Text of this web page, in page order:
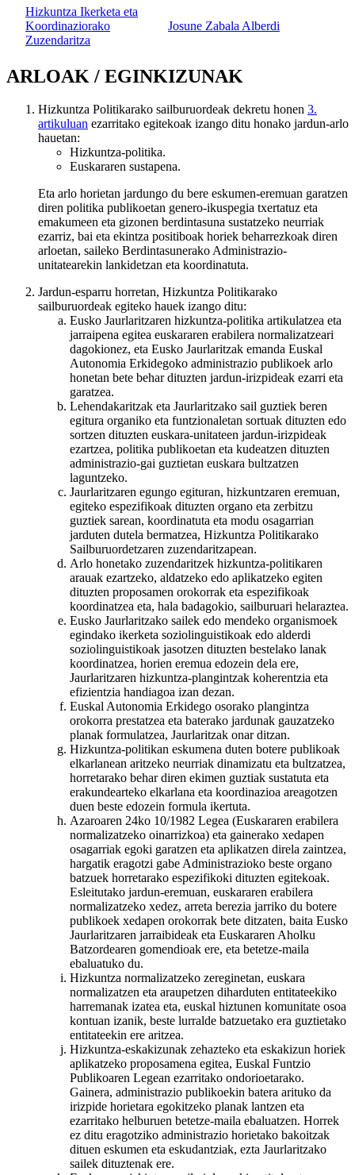
Hizkuntza Ikerketa eta
Koordinaziorako
Zuzendaritza
Josune Zabala Alberdi
ARLOAK / EGINKIZUNAK
Hizkuntza Politikarako sailburuordeak dekretu honen 3.
artikuluan ezarritako egitekoak izango ditu honako jardun-arlo
hauetan:
Hizkuntza-politika.
Euskararen sustapena.
Eta arlo horietan jardungo du bere eskumen-eremuan garatzen
diren politika publikoetan genero-ikuspegia txertatuz eta
emakumeen eta gizonen berdintasuna sustatzeko neurriak
ezarriz, bai eta ekintza positiboak horiek beharrezkoak diren
arloetan, saileko Berdintasunerako Administrazio-
unitatearekin lankidetzan eta koordinatuta.
Jardun-esparru horretan, Hizkuntza Politikarako
sailburuordeak egiteko hauek izango ditu:
Eusko Jaurlaritzaren hizkuntza-politika artikulatzea eta
jarraipena egitea euskararen erabilera normalizatzeari
dagokionez, eta Eusko Jaurlaritzak emanda Euskal
Autonomia Erkidegoko administrazio publikoek arlo
honetan bete behar dituzten jardun-irizpideak ezarri eta
garatzea.
Lehendakaritzak eta Jaurlaritzako sail guztiek beren
egitura organiko eta funtzionaletan sortuak dituzten edo
sortzen dituzten euskara-unitateen jardun-irizpideak
ezartzea, politika publikoetan eta kudeatzen dituzten
administrazio-gai guztietan euskara bultzatzen
laguntzeko.
Jaurlaritzaren egungo egituran, hizkuntzaren eremuan,
egiteko espezifikoak dituzten organo eta zerbitzu
guztiek sarean, koordinatuta eta modu osagarrian
jarduten dutela bermatzea, Hizkuntza Politikarako
Sailburuordetzaren zuzendaritzapean.
Arlo honetako zuzendaritzek hizkuntza-politikaren
arauak ezartzeko, aldatzeko edo aplikatzeko egiten
dituzten proposamen orokorrak eta espezifikoak
koordinatzea eta, hala badagokio, sailburuari helaraztea.
Eusko Jaurlaritzako sailek edo mendeko organismoek
egindako ikerketa soziolinguistikoak edo alderdi
soziolinguistikoak jasotzen dituzten bestelako lanak
koordinatzea, horien eremua edozein dela ere,
Jaurlaritzaren hizkuntza-plangintzak koherentzia eta
efizientzia handiagoa izan dezan.
Euskal Autonomia Erkidego osorako plangintza
orokorra prestatzea eta baterako jardunak gauzatzeko
planak formulatzea, Jaurlaritzak onar ditzan.
Hizkuntza-politikan eskumena duten botere publikoak
elkarlanean aritzeko neurriak dinamizatu eta bultzatzea,
horretarako behar diren ekimen guztiak sustatuta eta
erakundearteko elkarlana eta koordinazioa areagotzen
duen beste edozein formula ikertuta.
Azaroaren 24ko 10/1982 Legea (Euskararen erabilera
normalizatzeko oinarrizkoa) eta gainerako xedapen
osagarriak egoki garatzen eta aplikatzen direla zaintzea,
hargatik eragotzi gabe Administrazioko beste organo
batzuek horretarako espezifikoki dituzten egitekoak.
Esleitutako jardun-eremuan, euskararen erabilera
normalizatzeko xedez, arreta berezia jarriko du botere
publikoek xedapen orokorrak bete ditzaten, baita Eusko
Jaurlaritzaren jarraibideak eta Euskararen Aholku
Batzordearen gomendioak ere, eta betetze-maila
ebaluatuko du.
Hizkuntza normalizatzeko zereginetan, euskara
normalizatzen eta araupetzen diharduten entitateekiko
harremanak izatea eta, euskal hiztunen komunitate osoa
kontuan izanik, beste lurralde batzuetako era guztietako
entitateekin ere aritzea.
Hizkuntza-eskakizunak zehazteko eta eskakizun horiek
aplikatzeko proposamena egitea, Euskal Funtzio
Publikoaren Legean ezarritako ondorioetarako.
Gainera, administrazio publikoekin batera arituko da
irizpide horietara egokitzeko planak lantzen eta
ezarritako helburuen betetze-maila ebaluatzen. Horrek
ez ditu eragotziko administrazio horietako bakoitzak
dituen eskumen eta eskudantziak, ezta Jaurlaritzako
sailek dituztenak ere.